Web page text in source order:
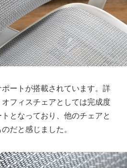
ートが搭載されています。詳
フィスチェアとしては完成度
となっており、他のチェアと
だと感じました。